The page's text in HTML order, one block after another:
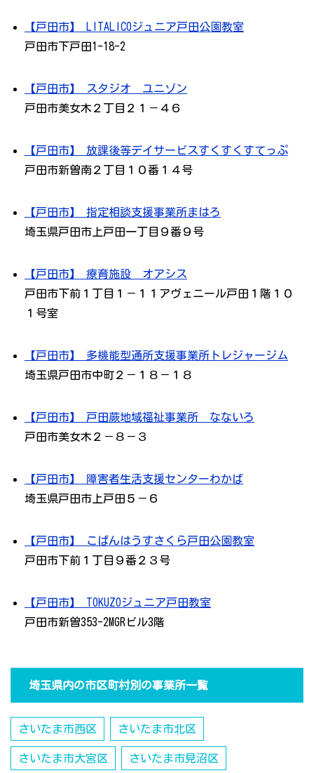
【戸田市】 LITALICOジュニア戸田公園教室
戸田市下戸田1-18-2
【戸田市】 スタジオ ユニゾン
戸田市美女木２丁目２１－４６
【戸田市】 放課後等デイサービスすくすくすてっぷ
戸田市新曽南２丁目１０番１４号
【戸田市】 指定相談支援事業所まはろ
埼玉県戸田市上戸田一丁目９番９号
【戸田市】 療育施設 オアシス
戸田市下前１丁目１－１１アヴェニール戸田１階１０
１号室
【戸田市】 多機能型通所支援事業所トレジャージム
埼玉県戸田市中町２－１８－１８
【戸田市】 戸田蕨地域福祉事業所 なないろ
戸田市美女木２－８－３
【戸田市】 障害者生活支援センターわかば
埼玉県戸田市上戸田５－６
【戸田市】 こぱんはうすさくら戸田公園教室
戸田市下前１丁目９番２３号
【戸田市】 TOKUZOジュニア戸田教室
戸田市新曽353-2MGRビル3階
埼玉県内の市区町村別の事業所一覧
さいたま市西区 さいたま市北区
さいたま市大宮区 さいたま市見沼区